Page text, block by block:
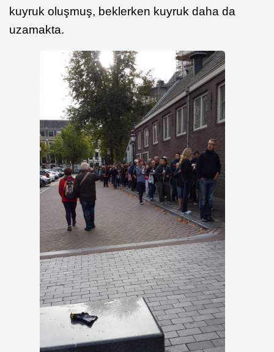
kuyruk oluşmuş, beklerken kuyruk daha da
uzamakta.